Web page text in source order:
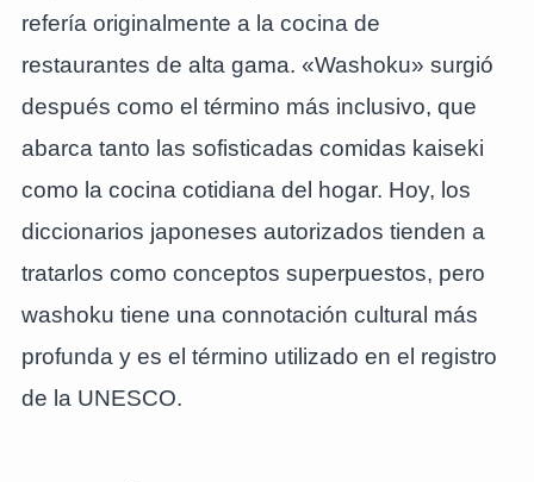
refería originalmente a la cocina de
restaurantes de alta gama. «Washoku» surgió
después como el término más inclusivo, que
abarca tanto las sofisticadas comidas kaiseki
como la cocina cotidiana del hogar. Hoy, los
diccionarios japoneses autorizados tienden a
tratarlos como conceptos superpuestos, pero
washoku tiene una connotación cultural más
profunda y es el término utilizado en el registro
de la UNESCO.